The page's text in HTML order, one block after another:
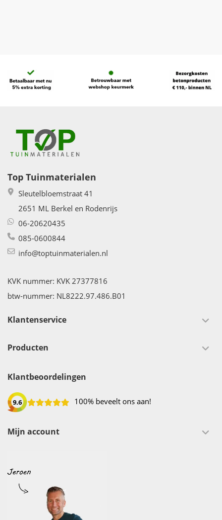
Top Tuinmaterialen
Sleutelbloemstraat 41
2651 ML Berkel en Rodenrijs
06-20620435
085-0600844
info@toptuinmaterialen.nl
KVK nummer: KVK 27377816
btw-nummer: NL8222.97.486.B01
Klantenservice
Producten
Klantbeoordelingen
9.6 100% beveelt ons aan!
Mijn account